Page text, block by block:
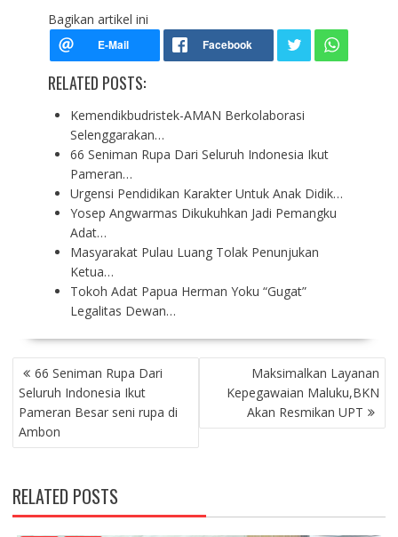
Bagikan artikel ini
RELATED POSTS:
Kemendikbudristek-AMAN Berkolaborasi
Selenggarakan…
66 Seniman Rupa Dari Seluruh Indonesia Ikut
Pameran…
Urgensi Pendidikan Karakter Untuk Anak Didik…
Yosep Angwarmas Dikukuhkan Jadi Pemangku
Adat…
Masyarakat Pulau Luang Tolak Penunjukan
Ketua…
Tokoh Adat Papua Herman Yoku “Gugat”
Legalitas Dewan…
P
O
S
T
N
V
I
G
66 Seniman Rupa Dari
Seluruh Indonesia Ikut
Pameran Besar seni rupa di
Ambon
Maksimalkan Layanan
Kepegawaian Maluku,BKN
Akan Resmikan UPT
RELATED POSTS